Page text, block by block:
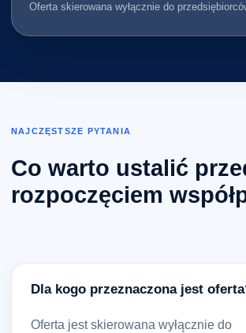
Oferta skierowana wyłącznie do
NAJCZĘSTSZE PYTANIA
Co warto ustalić
rozpoczęciem
Dla kogo przeznaczona jest
Oferta jest skierowana wyłącznie do